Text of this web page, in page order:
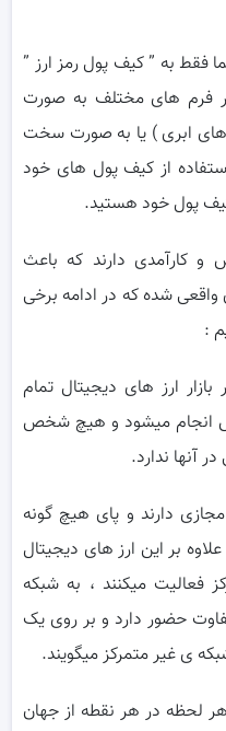
فقط به ” کیف پول رمز ارز ”
فرم های مختلف به صورت
ابری ) یا به صورت سخت
از کیف پول های خود
پول خود هستید.
کارآمدی دارند که باعث
واقعی شده که در ادامه برخی
:
ارز های دیجیتال تمام
میشود و هیچ شخص
آنها ندارد.
دارند و پای هیچ گونه
بر این ارز های دیجیتال
فعالیت میکنند ، به شبکه
حضور دارد و بر روی یک
ی غیر متمرکز میگویند.
لحظه در هر نقطه از جهان